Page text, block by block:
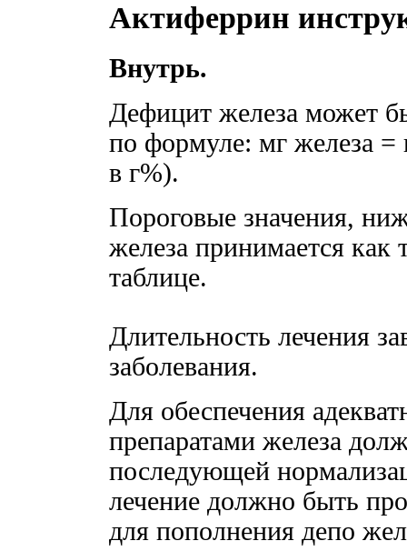
Актиферрин
Внутрь.
Дефицит железа может
по формуле: мг железа =
в г%).
Пороговые значения,
железа принимается
таблице.
Длительность лечения
заболевания.
Для обеспечения
препаратами железа
последующей
лечение должно быть
для пополнения депо